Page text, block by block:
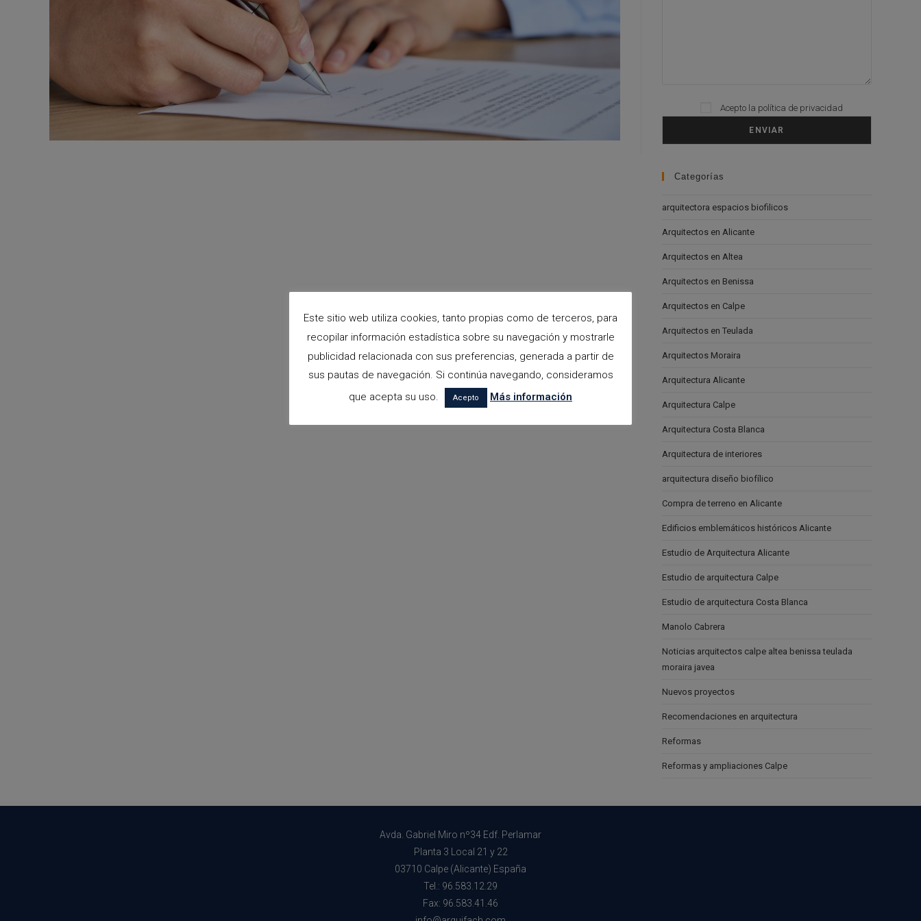
Please leave this field empty.
Acepto la política de privacidad
Categorías
arquitectora espacios biofilicos
Arquitectos en Alicante
Arquitectos en Altea
Arquitectos en Benissa
Arquitectos en Calpe
Arquitectos en Teulada
Arquitectos Moraira
Arquitectura Alicante
Arquitectura Calpe
Arquitectura Costa Blanca
Arquitectura de interiores
arquitectura diseño biofílico
Compra de terreno en Alicante
Edificios emblemáticos históricos Alicante
Estudio de Arquitectura Alicante
Estudio de arquitectura Calpe
Estudio de arquitectura Costa Blanca
Manolo Cabrera
Noticias arquitectos calpe altea benissa teulada
moraira javea
Nuevos proyectos
Recomendaciones en arquitectura
Reformas
Reformas y ampliaciones Calpe
Avda. Gabriel Miro nº34 Edf. Perlamar
Planta 3 Local 21 y 22
03710 Calpe (Alicante) España
Tel.: 96.583.12.29
Fax: 96.583.41.46
Este sitio web utiliza cookies, tanto propias como de terceros, para
recopilar información estadística sobre su navegación y mostrarle
publicidad relacionada con sus preferencias, generada a partir de
sus pautas de navegación. Si continúa navegando, consideramos
que acepta su uso.
Acepto Más información